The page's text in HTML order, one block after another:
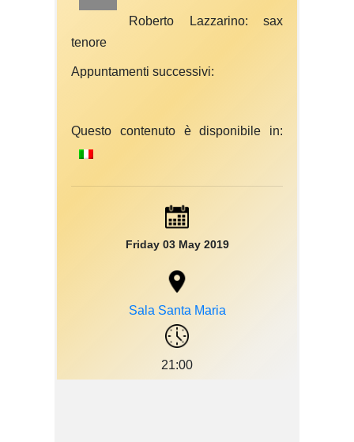
Roberto Lazzarino: sax
tenore
Appuntamenti successivi:
Questo contenuto è disponibile in:
Friday 03 May 2019
Sala Santa Maria
21:00